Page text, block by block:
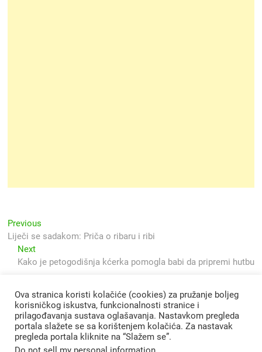
Navigacija
objava
Previous
post:
Liječi se sadakom: Priča o ribaru i ribi
NextNext
post:
Kako je petogodišnja kćerka pomogla babi da pripremi hutbu
Ova stranica koristi kolačiće (cookies) za pružanje boljeg
korisničkog iskustva, funkcionalnosti stranice i
prilagođavanja sustava oglašavanja. Nastavkom pregleda
portala slažete se sa korištenjem kolačića. Za nastavak
pregleda portala kliknite na “Slažem se”.